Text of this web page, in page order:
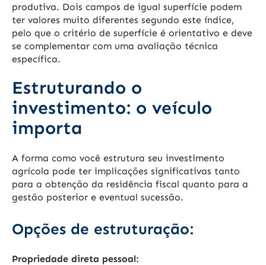
produtiva. Dois campos de igual superfície podem
ter valores muito diferentes segundo este índice,
pelo que o critério de superfície é orientativo e deve
se complementar com uma avaliação técnica
específica.
Estruturando o
investimento: o veículo
importa
A forma como você estrutura seu investimento
agrícola pode ter implicações significativas tanto
para a obtenção da residência fiscal quanto para a
gestão posterior e eventual sucessão.
Opções de estruturação:
Propriedade direta pessoal: